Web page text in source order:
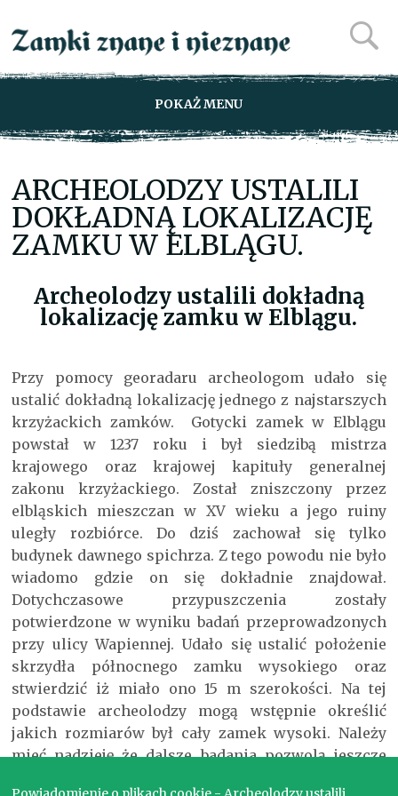
POKAŻ MENU
ARCHEOLODZY USTALILI
DOKŁADNĄ LOKALIZACJĘ
ZAMKU W ELBLĄGU.
Archeolodzy ustalili dokładną
lokalizację zamku w Elblągu.
Przy pomocy georadaru archeologom udało się
ustalić dokładną lokalizację jednego z najstarszych
krzyżackich zamków. Gotycki zamek w Elblągu
powstał w 1237 roku i był siedzibą mistrza
krajowego oraz krajowej kapituły generalnej
zakonu krzyżackiego. Został zniszczony przez
elbląskich mieszczan w XV wieku a jego ruiny
uległy rozbiórce. Do dziś zachował się tylko
budynek dawnego spichrza. Z tego powodu nie było
wiadomo gdzie on się dokładnie znajdował.
Dotychczasowe przypuszczenia zostały
potwierdzone w wyniku badań przeprowadzonych
przy ulicy Wapiennej. Udało się ustalić położenie
skrzydła północnego zamku wysokiego oraz
stwierdzić iż miało ono 15 m szerokości. Na tej
podstawie archeolodzy mogą wstępnie określić
jakich rozmiarów był cały zamek wysoki. Należy
mieć nadzieję że dalsze badania pozwolą jeszcze